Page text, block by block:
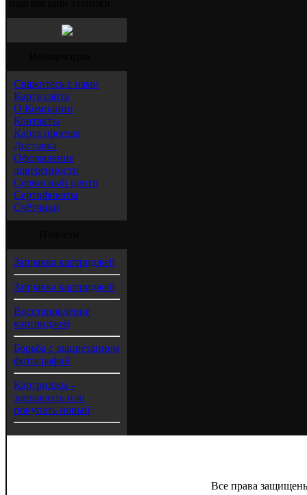
Свяжитесь с нами
Карта сайта
О Компании
Контакты
Карта проезда
Доставка
Оформление
доверенности
Сервисный центр
Сертификаты
Счётчики
Заправка картриджей
Заправка картриджей
Восстановление
картриджей
Борьба с выцветанием
фотографий
Картриджы -
заправлять или
покупать новый
Все права